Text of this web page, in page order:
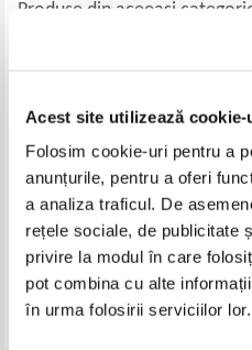
Acest site utilizează cookie-
Folosim cookie-uri pentru a
anunțurile, pentru a oferi
a analiza traficul. De
rețele sociale, de publicitate
privire la modul în care
pot combina cu alte
în urma folosirii serviciilor lor.
Produse din aceeasi
Noul Testament cu Psalmii
(1972)